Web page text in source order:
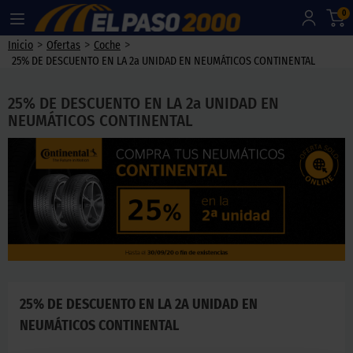
0
Inicio > Ofertas > Coche >
25% DE DESCUENTO EN LA 2a UNIDAD EN NEUMÁTICOS CONTINENTAL
25% DE DESCUENTO EN LA 2a UNIDAD EN
NEUMÁTICOS CONTINENTAL
25% DE DESCUENTO EN LA 2A UNIDAD EN
NEUMÁTICOS CONTINENTAL